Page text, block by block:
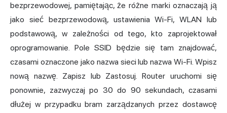
bezprzewodowej, pamiętając, że różne marki oznaczają ją
jako sieć bezprzewodową, ustawienia Wi-Fi, WLAN lub
podstawową, w zależności od tego, kto zaprojektował
oprogramowanie. Pole SSID będzie się tam znajdować,
czasami oznaczone jako nazwa sieci lub nazwa Wi-Fi. Wpisz
nową nazwę. Zapisz lub Zastosuj. Router uruchomi się
ponownie, zazwyczaj po 30 do 90 sekundach, czasami
dłużej w przypadku bram zarządzanych przez dostawcę